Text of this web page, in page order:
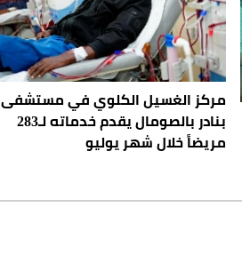
مركز الغسيل الكلوي في مستشفى
بنادر بالصومال يقدم خدماته لـ283
مريضاً خلال شهر يوليو